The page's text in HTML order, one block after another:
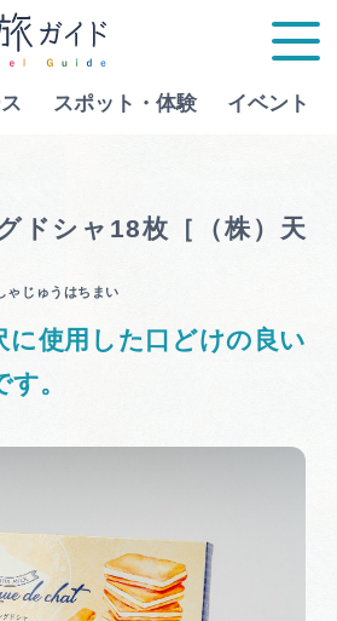
スポット・体験 イベント
行きたいリストを見る
ドシャ18枚［（株）天
ゃじゅうはちまい
に使用した口どけの良い
。